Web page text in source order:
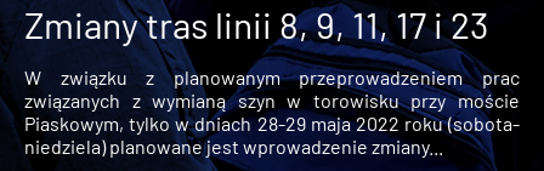
Zmiany tras linii 8, 9, 11, 17 i 23
W związku z planowanym przeprowadzeniem prac
związanych z wymianą szyn w torowisku przy moście
Piaskowym, tylko w dniach 28-29 maja 2022 roku (sobota-
niedziela) planowane jest wprowadzenie zmiany...